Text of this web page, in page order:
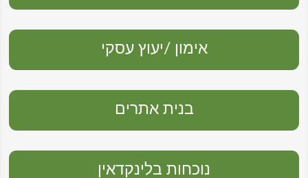
אימון /יעוץ עסקי
בנית אתרים
נוכחות בלינקדאין